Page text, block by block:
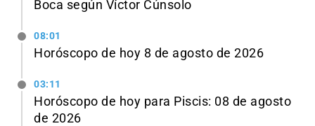
Boca según Víctor Cúnsolo
08:01
Horóscopo de hoy 8 de agosto de 2026
03:11
Horóscopo de hoy para Piscis: 08 de agosto
de 2026